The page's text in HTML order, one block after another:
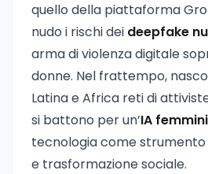
quello della piattaforma
nudo i rischi dei deepfake
arma di violenza digitale
donne. Nel frattempo,
Latina e Africa reti di
si battono per un’IA
tecnologia come
e trasformazione sociale.